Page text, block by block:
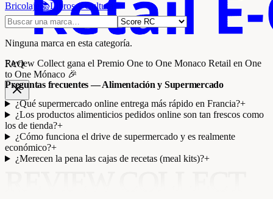
Review Collect gana el Premio One to One Monaco Retail en One
to One Mónaco 🎉
Bricolaje
📚Libros y Cultura
Ninguna marca en esta categoría.
FAQ
Preguntas frecuentes — Alimentación y Supermercado
¿Qué supermercado online entrega más rápido en Francia?+
¿Los productos alimenticios pedidos online son tan frescos como
los de tienda?+
¿Cómo funciona el drive de supermercado y es realmente
económico?+
¿Merecen la pena las cajas de recetas (meal kits)?+